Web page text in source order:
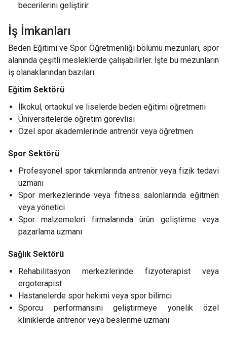
becerilerini geliştirir.
İş İmkanları
Beden Eğitimi ve Spor Öğretmenliği bölümü mezunları, spor
alanında çeşitli mesleklerde çalışabilirler. İşte bu mezunların
iş olanaklarından bazıları:
Eğitim Sektörü
İlkokul, ortaokul ve liselerde beden eğitimi öğretmeni
Üniversitelerde öğretim görevlisi
Özel spor akademlerinde antrenör veya öğretmen
Spor Sektörü
Profesyonel spor takımlarında antrenör veya fizik tedavi
uzmanı
Spor merkezlerinde veya fitness salonlarında eğitmen
veya yönetici
Spor malzemeleri firmalarında ürün geliştirme veya
pazarlama uzmanı
Sağlık Sektörü
Rehabilitasyon merkezlerinde fizyoterapist veya
ergoterapist
Hastanelerde spor hekimi veya spor bilimci
Sporcu performansını geliştirmeye yönelik özel
kliniklerde antrenör veya beslenme uzmanı